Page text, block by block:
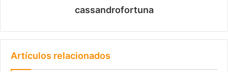
cassandrofortuna
Artículos relacionados